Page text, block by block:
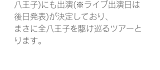
八王子)にも出演(※ライブ出演日は
後日発表)が決定しており、
まさに全八王子を駆け巡るツアーと
ります。